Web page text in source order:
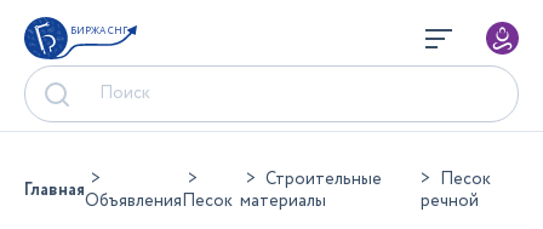
БИРЖА СНГ
ГлавнаяОбъявленияПесок
Строительные
материалы
Песок
речной